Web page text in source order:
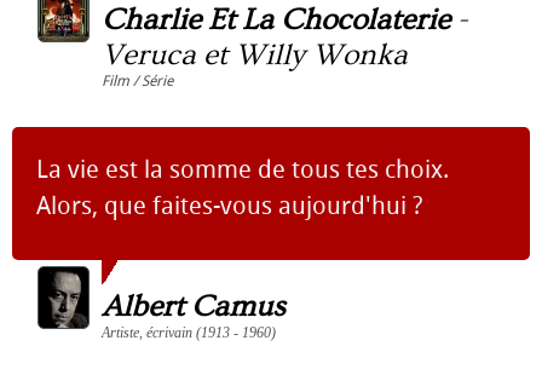
Charlie Et La Chocolaterie-
Veruca et Willy Wonka
Film / Série
La vie est la somme de tous tes choix.
Alors, que faites-vous aujourd'hui ?
Albert Camus
Artiste, écrivain (1913 - 1960)